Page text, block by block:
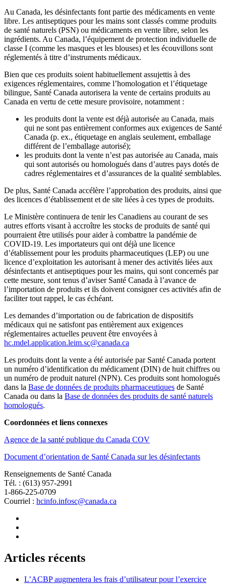
Au Canada, les désinfectants font partie des médicaments en vente
libre. Les antiseptiques pour les mains sont classés comme produits
de santé naturels (PSN) ou médicaments en vente libre, selon les
ingrédients. Au Canada, l’équipement de protection individuelle de
classe I (comme les masques et les blouses) et les écouvillons sont
réglementés à titre d’instruments médicaux.
Bien que ces produits soient habituellement assujettis à des
exigences réglementaires, comme l’homologation et l’étiquetage
bilingue, Santé Canada autorisera la vente de certains produits au
Canada en vertu de cette mesure provisoire, notamment :
les produits dont la vente est déjà autorisée au Canada, mais
qui ne sont pas entièrement conformes aux exigences de Santé
Canada (p. ex., étiquetage en anglais seulement, emballage
différent de l’emballage autorisé);
les produits dont la vente n’est pas autorisée au Canada, mais
qui sont autorisés ou homologués dans d’autres pays dotés de
cadres réglementaires et d’assurances de la qualité semblables.
De plus, Santé Canada accélère l’approbation des produits, ainsi que
des licences d’établissement et de site liées à ces types de produits.
Le Ministère continuera de tenir les Canadiens au courant de ses
autres efforts visant à accroître les stocks de produits de santé qui
pourraient être utilisés pour aider à combattre la pandémie de
COVID-19. Les importateurs qui ont déjà une licence
d’établissement pour les produits pharmaceutiques (LEP) ou une
licence d’exploitation les autorisant à mener des activités liées aux
désinfectants et antiseptiques pour les mains, qui sont concernés par
cette mesure, sont tenus d’aviser Santé Canada à l’avance de
l’importation de produits et ils doivent consigner ces activités afin de
faciliter tout rappel, le cas échéant.
Les demandes d’importation ou de fabrication de dispositifs
médicaux qui ne satisfont pas entièrement aux exigences
réglementaires actuelles peuvent être envoyées à
hc.mdel.application.leim.sc@canada.ca
Les produits dont la vente a été autorisée par Santé Canada portent
un numéro d’identification du médicament (DIN) de huit chiffres ou
un numéro de produit naturel (NPN). Ces produits sont homologués
dans la Base de données de produits pharmaceutiques de Santé
Canada ou dans la Base de données des produits de santé naturels
homologués.
Coordonnées et liens connexes
Agence de la santé publique du Canada COV
Document d’orientation de Santé Canada sur les désinfectants
Renseignements de Santé Canada
Tél. : (613) 957-2991
1-866-225-0709
Courriel : hcinfo.infosc@canada.ca
Articles récents
L’ACBP augmentera les frais d’utilisateur pour l’exercice